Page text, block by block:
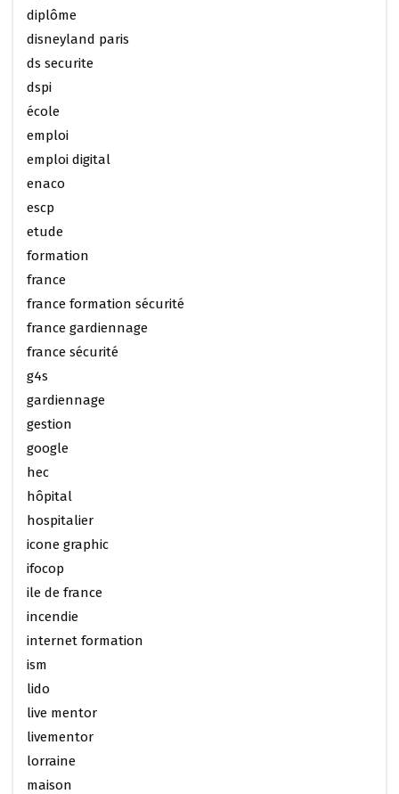
diplôme
disneyland paris
ds securite
dspi
école
emploi
emploi digital
enaco
escp
etude
formation
france
france formation sécurité
france gardiennage
france sécurité
g4s
gardiennage
gestion
google
hec
hôpital
hospitalier
icone graphic
ifocop
ile de france
incendie
internet formation
ism
lido
live mentor
livementor
lorraine
maison